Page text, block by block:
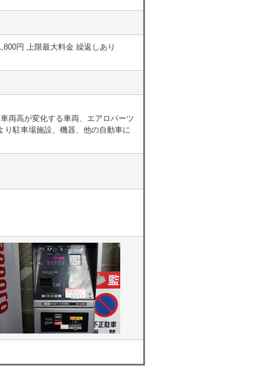
円 上限最大料金 繰返しあり
両高が変化する車両、エアロパーツ
り駐車場施設、機器、他の自動車に